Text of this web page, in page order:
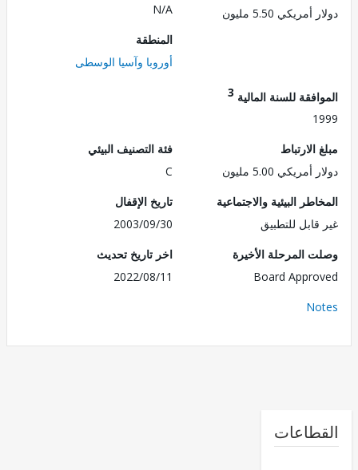
5.50 مليون
أوروبا وآسيا الوسطى
للسنة المالية3
5.00 مليون
فئة التصنيف البيئي
البيئية والاجتماعية
للتطبيق
تاريخ الإقفال
2003/09/30
المرحلة الأخيرة
Board
اخر تاريخ تحديث
2022/08/11